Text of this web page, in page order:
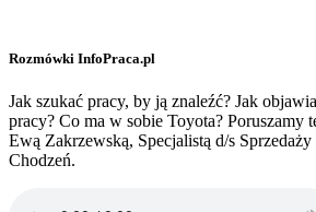
Rozmówki InfoPraca.pl
Jak szukać pracy, by ją znaleźć? Jak
pracy? Co ma w sobie Toyota? Poruszamy
Ewą Zakrzewską, Specjalistą d/s
Chodzeń.